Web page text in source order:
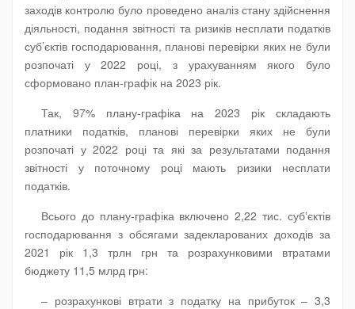
заходів контролю було проведено аналіз стану здійснення
діяльності, подання звітності та ризиків несплати податків
суб’єктів господарювання, планові перевірки яких не були
розпочаті у 2022 році, з урахуванням якого було
сформовано план-графік на 2023 рік.
Так, 97% плану-графіка на 2023 рік складають
платники податків, планові перевірки яких не були
розпочаті у 2022 році та які за результатами подання
звітності у поточному році мають ризики несплати
податків.
Всього до плану-графіка включено 2,22 тис. субʼєктів
господарювання з обсягами задекларованих доходів за
2021 рік 1,3 трлн грн та розрахунковими втратами
бюджету 11,5 млрд грн:
– розрахункові втрати з податку на прибуток – 3,3